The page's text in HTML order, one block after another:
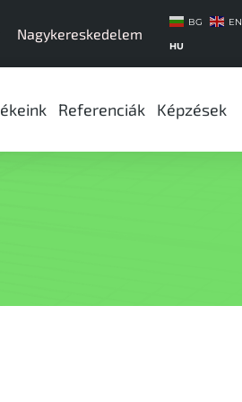
Nagykereskedelem
BG EN
HU
Referenciák Képzések